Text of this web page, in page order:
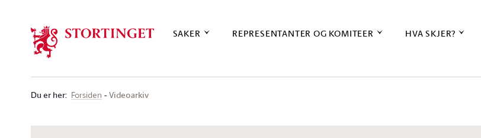
SAKER REPRESENTANTER OG KOMITEER HVA SKJER?
Du er her: Forsiden Videoarkiv